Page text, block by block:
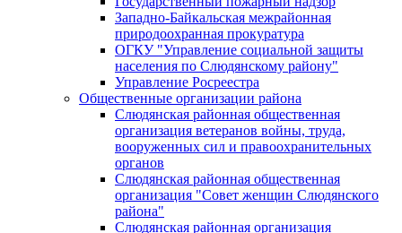
Западно-Байкальская межрайонная
природоохранная прокуратура
ОГКУ "Управление социальной защиты
населения по Слюдянскому району"
Управление Росреестра
Общественные организации района
Слюдянская районная общественная
организация ветеранов войны, труда,
вооруженных сил и правоохранительных
органов
Слюдянская районная общественная
организация "Совет женщин Слюдянского
района"
Слюдянская районная организация